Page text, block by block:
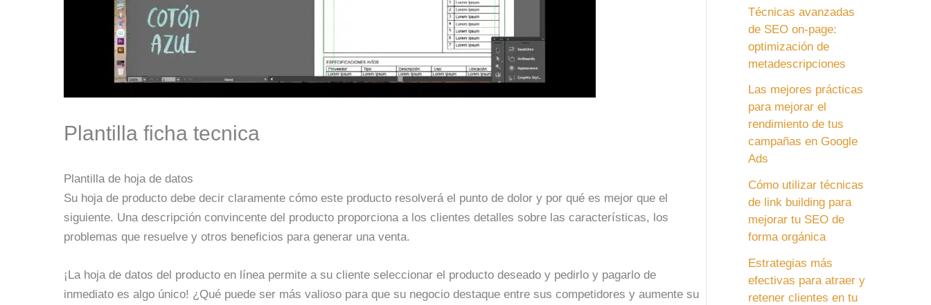
Plantilla ficha tecnica
Plantilla de hoja de datos
Su hoja de producto debe decir claramente cómo este producto resolverá el punto de dolor y por qué es mejor que el
siguiente. Una descripción convincente del producto proporciona a los clientes detalles sobre las características, los
problemas que resuelve y otros beneficios para generar una venta.
¡La hoja de datos del producto en línea permite a su cliente seleccionar el producto deseado y pedirlo y pagarlo de
inmediato es algo único! ¿Qué puede ser más valioso para que su negocio destaque entre sus competidores y aumente su
Técnicas avanzadas
de SEO on-page:
optimización de
metadescripciones
Las mejores prácticas
para mejorar el
rendimiento de tus
campañas en Google
Ads
Cómo utilizar técnicas
de link building para
mejorar tu SEO de
forma orgánica
Estrategias más
efectivas para atraer y
retener clientes en tu